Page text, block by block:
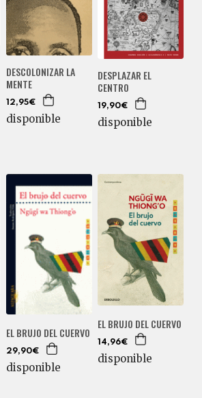
DESCOLONIZAR LA
MENTE
12,95€
disponible
DESPLAZAR EL
CENTRO
19,90€
disponible
EL BRUJO DEL CUERVO
29,90€
disponible
EL BRUJO DEL CUERVO
14,96€
disponible